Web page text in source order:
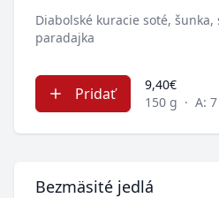
Diabolské kuracie soté,
paradajka
Pridať
9,40€
150 g · A: 7
Bezmäsité jedlá